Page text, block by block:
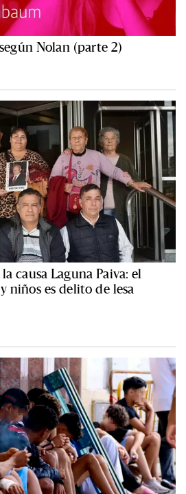
Nolan (parte 2)
causa Laguna Paiva: el
niños es delito de lesa